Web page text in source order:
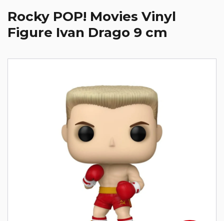
Rocky POP! Movies Vinyl
Figure Ivan Drago 9 cm